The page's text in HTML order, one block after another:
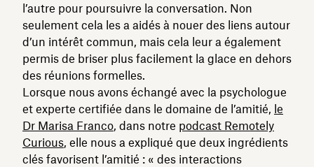
l’autre pour poursuivre la conversation. Non
seulement cela les a aidés à nouer des liens autour
d’un intérêt commun, mais cela leur a également
permis de briser plus facilement la glace en dehors
des réunions formelles.
Lorsque nous avons échangé avec la psychologue
et experte certifiée dans le domaine de l’amitié, le
Dr Marisa Franco, dans notre podcast Remotely
Curious, elle nous a expliqué que deux ingrédients
clés favorisent l’amitié : « des interactions